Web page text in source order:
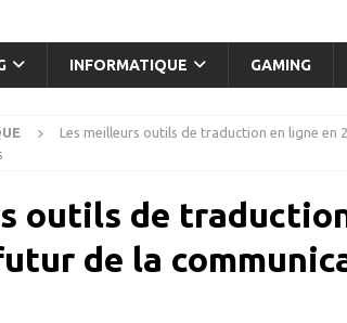
INFORMATIQUE GAMING
Les meilleurs outils de traduction en ligne en
outils de
de la